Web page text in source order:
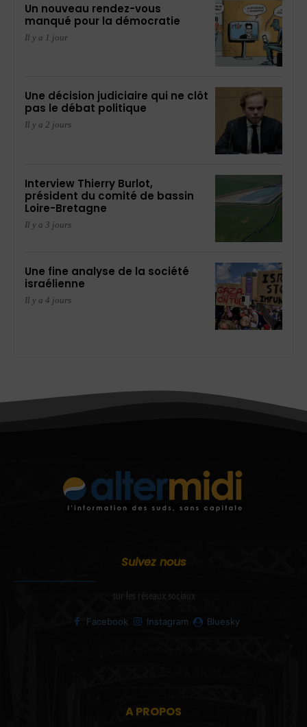
Un nouveau rendez-vous
manqué pour la démocratie
Il y a 1 jour
Une décision judiciaire qui ne clôt
pas le débat politique
Il y a 2 jours
Interview Thierry Burlot,
président du comité de bassin
Loire-Bretagne
Il y a 3 jours
Une fine analyse de la société
israélienne
Il y a 4 jours
Suivez nous
sur les réseaux sociaux
Facebook Instagram Bluesky
A PROPOS